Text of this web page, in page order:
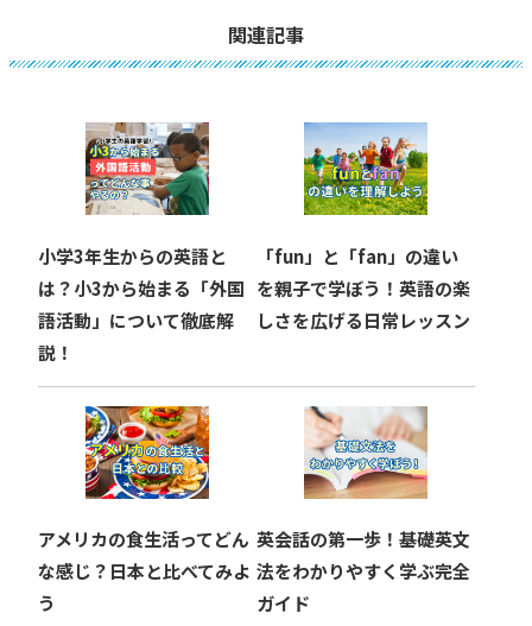
ョ
ン
関連記事
小学3年生からの英語と
は？小3から始まる「外国
語活動」について徹底解
説！
「fun」と「fan」の違い
を親子で学ぼう！英語の楽
しさを広げる日常レッスン
アメリカの食生活ってどん
な感じ？日本と比べてみよ
う
英会話の第一歩！基礎英文
法をわかりやすく学ぶ完全
ガイド